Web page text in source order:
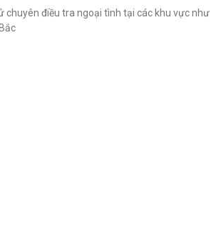
chuyên điều tra ngoại tình tại các khu vực như